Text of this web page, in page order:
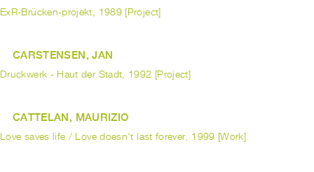
ExR-Brücken-projekt, 1989 [Project]
CARSTENSEN, JAN
Druckwerk - Haut der Stadt, 1992 [Project]
CATTELAN, MAURIZIO
Love saves life / Love doesn't last forever, 1999 [Work]